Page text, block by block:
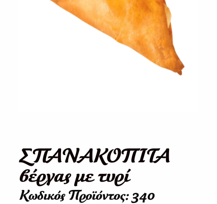
ΣΠΑΝΑΚΟΠΙΤΑ
βέργας με τυρί
Κωδικός Προϊόντος: 340